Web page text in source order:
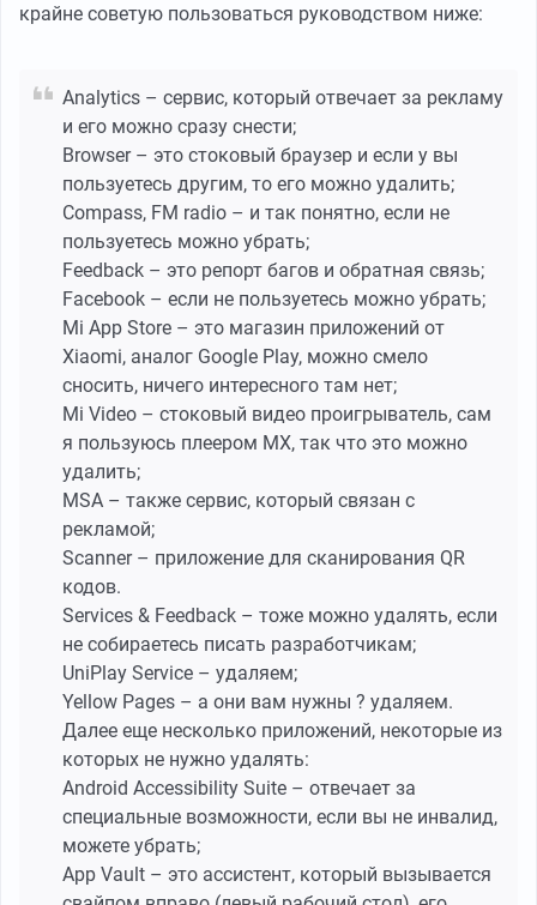
крайне советую пользоваться руководством ниже:
Analytics – сервис, который отвечает за рекламу
и его можно сразу снести;
Browser – это стоковый браузер и если у вы
пользуетесь другим, то его можно удалить;
Compass, FM radio – и так понятно, если не
пользуетесь можно убрать;
Feedback – это репорт багов и обратная связь;
Facebook – если не пользуетесь можно убрать;
Mi App Store – это магазин приложений от
Xiaomi, аналог Google Play, можно смело
сносить, ничего интересного там нет;
Mi Video – стоковый видео проигрыватель, сам
я пользуюсь плеером MX, так что это можно
удалить;
MSA – также сервис, который связан с
рекламой;
Scanner – приложение для сканирования QR
кодов.
Services & Feedback – тоже можно удалять, если
не собираетесь писать разработчикам;
UniPlay Service – удаляем;
Yellow Pages – а они вам нужны ? удаляем.
Далее еще несколько приложений, некоторые из
которых не нужно удалять:
Android Accessibility Suite – отвечает за
специальные возможности, если вы не инвалид,
можете убрать;
App Vault – это ассистент, который вызывается